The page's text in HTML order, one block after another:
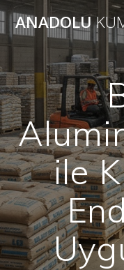
ANADOLU
ile